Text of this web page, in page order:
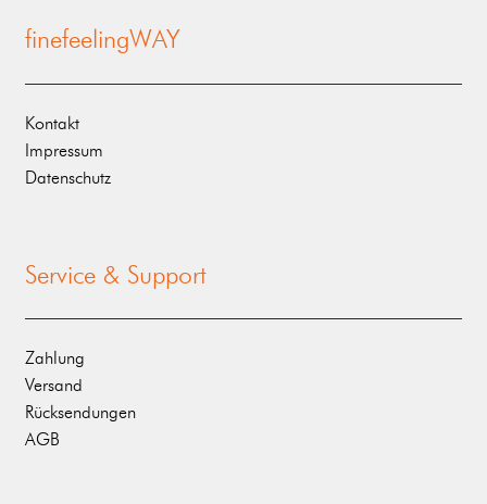
finefeelingWAY
Kontakt
Impressum
Datenschutz
Service & Support
Zahlung
Versand
Rücksendungen
AGB